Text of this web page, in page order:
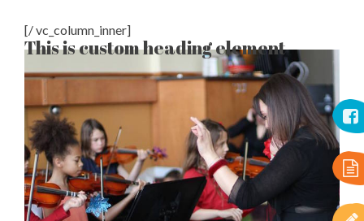
[/ vc_column_inner]
This is custom heading element